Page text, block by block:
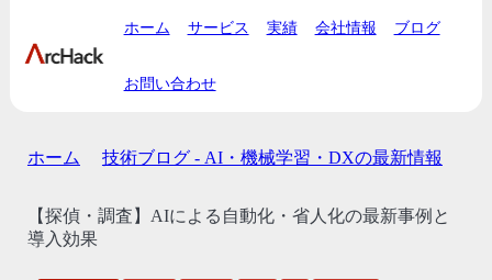
ホーム サービス 実績 会社情報 ブログ
お問い合わせ
ホーム 技術ブログ - AI・機械学習・DXの最新情報
【探偵・調査】AIによる自動化・省人化の最新事例と
導入効果